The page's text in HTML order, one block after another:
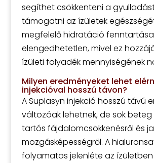
segíthet csökkenteni a
támogatni az ízületek
megfelelő hidratáció
elengedhetetlen, mivel ez
ízületi folyadék mennyiségének
Milyen eredményeket lehet
injekcióval hosszú távon?
A Suplasyn injekció hosszú távú
változóak lehetnek, de sok
tartós fájdalomcsökkenésről és
mozgásképességről. A
folyamatos jelenléte az ízületben